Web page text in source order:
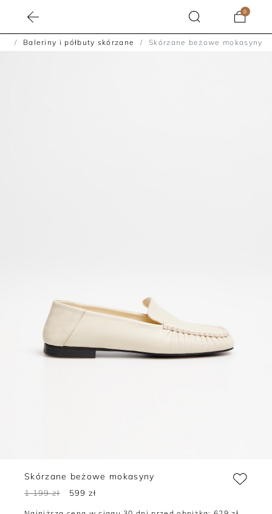
0
Baleriny i półbuty skórzane Skórzane beżowe mokasyny
Skórzane beżowe mokasyny
1 199 zł 599 zł